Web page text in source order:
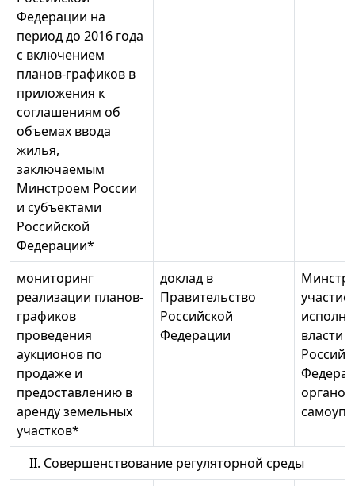
Федерации на
период до 2016 года
с включением
планов-графиков в
приложения к
соглашениям об
объемах ввода
жилья,
заключаемым
Минстроем России
и субъектами
Российской
Федерации*
мониторинг
реализации планов-
графиков
проведения
аукционов по
продаже и
предоставлению в
аренду земельных
участков*
доклад в
Правительство
Российской
Федерации
власти
II. Совершенствование регуляторной среды